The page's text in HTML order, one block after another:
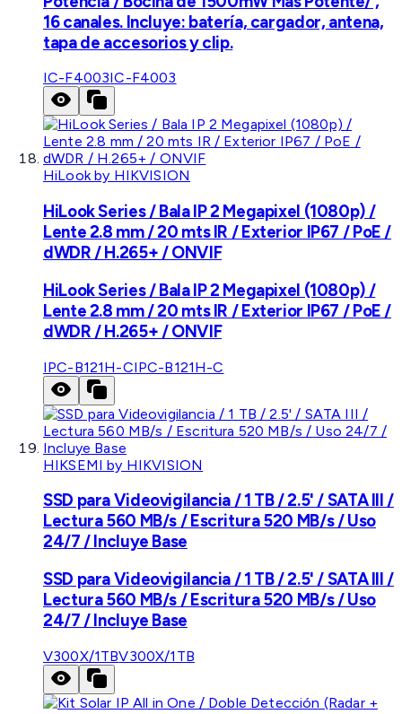
16 canales. Incluye: batería, cargador, antena,
tapa de accesorios y clip.
IC-F4003IC-F4003
HiLook by HIKVISION
HiLook Series / Bala IP 2 Megapixel (1080p) /
Lente 2.8 mm / 20 mts IR / Exterior IP67 / PoE /
dWDR / H.265+ / ONVIF
HiLook Series / Bala IP 2 Megapixel (1080p) /
Lente 2.8 mm / 20 mts IR / Exterior IP67 / PoE /
dWDR / H.265+ / ONVIF
IPC-B121H-CIPC-B121H-C
HIKSEMI by HIKVISION
SSD para Videovigilancia / 1 TB / 2.5' / SATA III /
Lectura 560 MB/s / Escritura 520 MB/s / Uso
24/7 / Incluye Base
SSD para Videovigilancia / 1 TB / 2.5' / SATA III /
Lectura 560 MB/s / Escritura 520 MB/s / Uso
24/7 / Incluye Base
V300X/1TBV300X/1TB